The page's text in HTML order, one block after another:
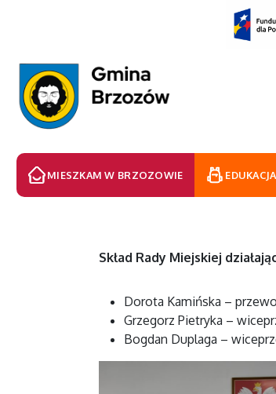
MIESZKAM W BRZOZOWIE EDUKACJA
Skład Rady Miejskiej
Dorota Kamińska –
Grzegorz Pietryka –
Bogdan Duplaga –